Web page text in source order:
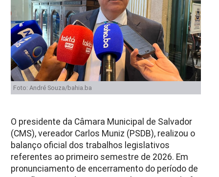
Foto: André Souza/bahia.ba
O presidente da Câmara Municipal de Salvador
(CMS), vereador Carlos Muniz (PSDB), realizou o
balanço oficial dos trabalhos legislativos
referentes ao primeiro semestre de 2026. Em
pronunciamento de encerramento do período de